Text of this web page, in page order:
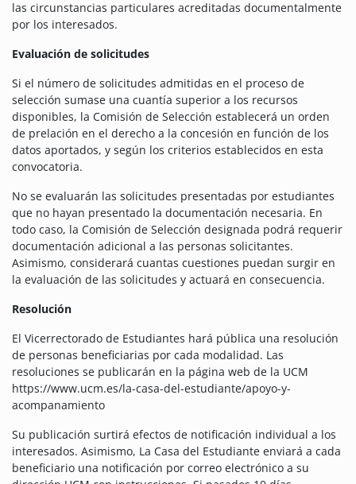
las circunstancias particulares acreditadas documentalmente
por los interesados.
Evaluación de solicitudes
Si el número de solicitudes admitidas en el proceso de
selección sumase una cuantía superior a los recursos
disponibles, la Comisión de Selección establecerá un orden
de prelación en el derecho a la concesión en función de los
datos aportados, y según los criterios establecidos en esta
convocatoria.
No se evaluarán las solicitudes presentadas por estudiantes
que no hayan presentado la documentación necesaria. En
todo caso, la Comisión de Selección designada podrá requerir
documentación adicional a las personas solicitantes.
Asimismo, considerará cuantas cuestiones puedan surgir en
la evaluación de las solicitudes y actuará en consecuencia.
Resolución
El Vicerrectorado de Estudiantes hará pública una resolución
de personas beneficiarias por cada modalidad. Las
resoluciones se publicarán en la página web de la UCM
https://www.ucm.es/la-casa-del-estudiante/apoyo-y-
acompanamiento
Su publicación surtirá efectos de notificación individual a los
interesados. Asimismo, La Casa del Estudiante enviará a cada
beneficiario una notificación por correo electrónico a su